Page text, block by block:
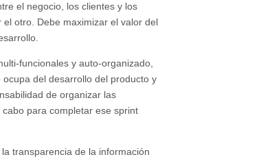
el negocio, los clientes y los
otro. Debe maximizar el valor del
funcionales y auto-organizado,
del desarrollo del producto y
de organizar las
para completar ese sprint
transparencia de la información